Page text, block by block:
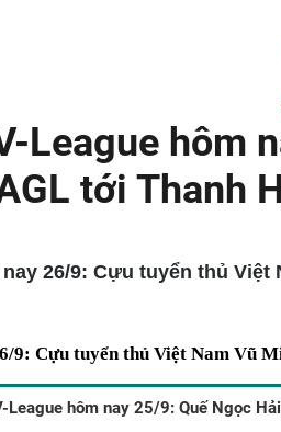
League hôm
tới Thanh
26/9: Cựu tuyển thủ
9: Cựu tuyển thủ Việt Nam
League hôm nay 25/9: Quế Ngọc